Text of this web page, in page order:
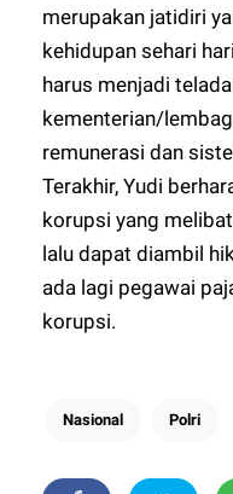
merupakan jatidiri
kehidupan sehari
harus menjadi
kementerian/
remunerasi dan
Terakhir, Yudi
korupsi yang
lalu dapat diambil
ada lagi pegawai
korupsi.
Nasional Polri